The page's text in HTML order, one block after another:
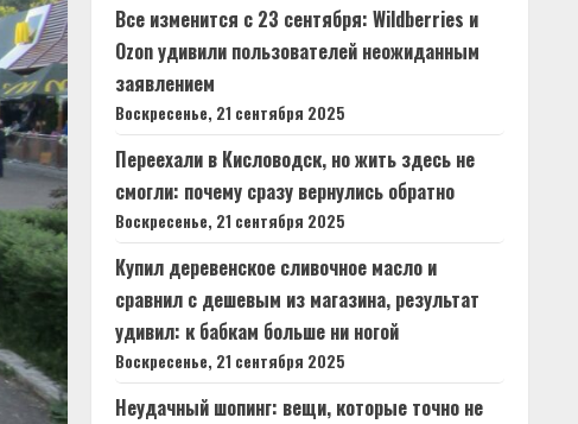
Все изменится с 23 сентября: Wildberries и
Ozon удивили пользователей неожиданным
заявлением
Воскресенье, 21 сентября 2025
Переехали в Кисловодск, но жить здесь не
смогли: почему сразу вернулись обратно
Воскресенье, 21 сентября 2025
Купил деревенское сливочное масло и
сравнил с дешевым из магазина, результат
удивил: к бабкам больше ни ногой
Воскресенье, 21 сентября 2025
Неудачный шопинг: вещи, которые точно не